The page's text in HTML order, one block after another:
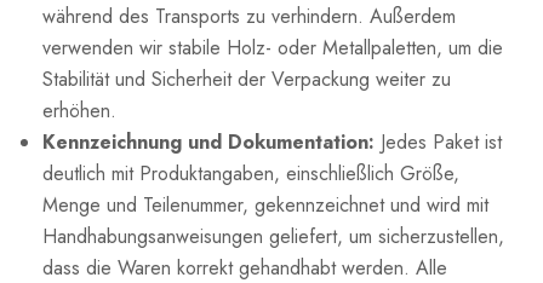
während des Transports zu verhindern. Außerdem
verwenden wir stabile Holz- oder Metallpaletten, um die
Stabilität und Sicherheit der Verpackung weiter zu
erhöhen.
Kennzeichnung und Dokumentation: Jedes Paket ist
deutlich mit Produktangaben, einschließlich Größe,
Menge und Teilenummer, gekennzeichnet und wird mit
Handhabungsanweisungen geliefert, um sicherzustellen,
dass die Waren korrekt gehandhabt werden. Alle